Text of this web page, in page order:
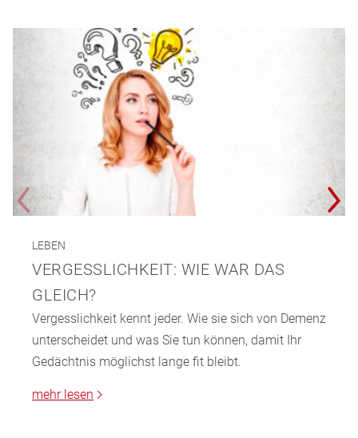
LEBEN
VERGESSLICHKEIT: WIE WAR DAS
GLEICH?
Vergesslichkeit kennt jeder. Wie sie sich von Demenz
unterscheidet und was Sie tun können, damit Ihr
Gedächtnis möglichst lange fit bleibt.
mehr lesen